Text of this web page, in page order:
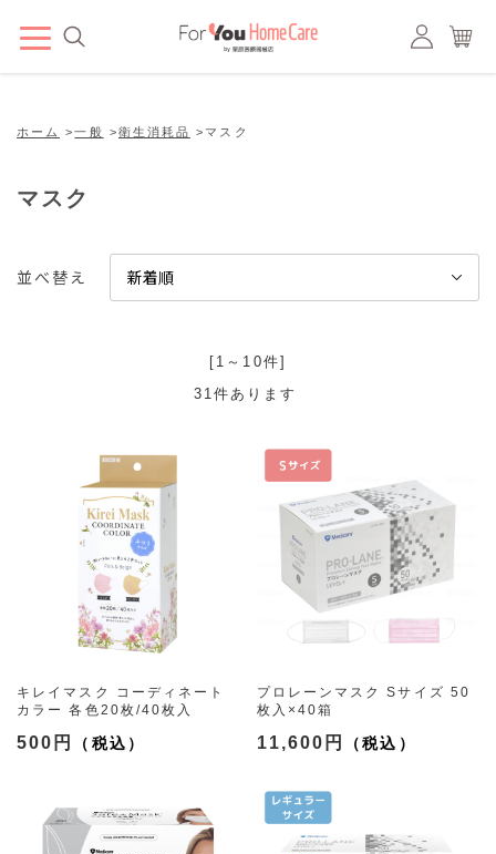
ホーム >一般 >衛生消耗品 > マスク
マスク
並べ替え
[1～10件]
31件あります
キレイマスク コーディネート
カラー 各色20枚/40枚入
500円
プロレーンマスク Sサイズ 50
枚入×40箱
11,600円